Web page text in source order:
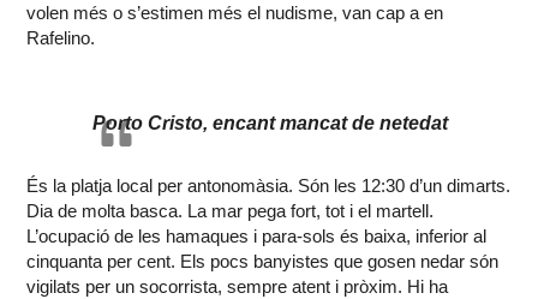
volen més o s’estimen més el nudisme, van cap a en
Rafelino.
Porto Cristo, encant mancat de netedat
És la platja local per antonomàsia. Són les 12:30 d’un dimarts.
Dia de molta basca. La mar pega fort, tot i el martell.
L’ocupació de les hamaques i para-sols és baixa, inferior al
cinquanta per cent. Els pocs banyistes que gosen nedar són
vigilats per un socorrista, sempre atent i pròxim. Hi ha